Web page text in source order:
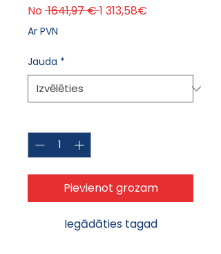
No 1641,97 € Parastā cena
1 313,58€
Ar PVN
Jauda *
Pievienot grozam
Iegādāties tagad